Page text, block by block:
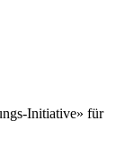
Initiative» für